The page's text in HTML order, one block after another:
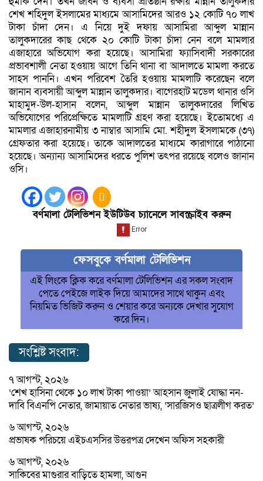
শেখ শহিদুল ইসলামের মাধ্যমে আসামিদের আরও ১২ কোটি ৭০ লাখ
টাকা চাঁদা দেন। এ নিয়ে দুই দফায় আসামিরা আব্দুল মান্নান
তালুকদারের কাছ থেকে ২০ কোটি টাকা চাঁদা নেন বলে মামলার
এজাহারে অভিযোগ করা হয়েছে। আসামিরা ফ্যাসিবাদী সরকারের
প্রভাবশালী নেতা হওয়ায় আগে তিনি থানা বা আদালতে মামলা করতে
সাহস পাননি। এখন পরিবেশ তৈরি হওয়ায় মামলাটি করেছেন বলে
জানান ব্যবসায়ী আব্দুল মান্নান তালুকদার। বাগেরহাট মডেল থানার ওসি
মাহামুদ-উল-হাসান বলেন, আব্দুল মান্নান তালুকদারের লিখিত
অভিযোগের পরিপ্রেক্ষিতে মামলাটি গ্রহণ করা হয়েছে। ইতোমধ্যে এ
মামলার এজাহারনামীয় ৩ নাম্বার আসামি মো. শহীদুল ইসলামকে (৩৭)
গ্রেফতার করা হয়েছে। তাকে আদালতের মাধ্যমে কারাগারে পাঠানো
হয়েছে। অন্যান্য আসামিদের ধরতে পুলিশ তৎপর রয়েছে বলেও জানান
ওসি।
বর্ণমালা টেলিভিশন ইউটিউব চ্যানেলে সাবস্ক্রাইব করুন
ফেসবুকে বর্ণমালা টেলিভিশন
এই লিংকে ক্লিক করে বর্ণমালা টেলিভিশন এর সকল সংবাদ
পেতে পেইজে লাইক দিয়ে আমাদের সাথে থাকুন এবং
নিয়মিত ভিজিট করুন ও শেয়ার করে অন্যকে দেখার সুযোগ
করে দিন।
সংশ্লিষ্ট সংবাদ:
৭ আগস্ট, ২০২৬
‘শেখ হাসিনা থেকে ১০ লাখ টাকা পাওয়া’ আহসান জুলাই যোদ্ধা নন-
দাবি বিএনপি নেতার, জামায়াত নেতার ভাষ্য, ‘সারজিসও ছাত্রলীগ করত’
৬ আগস্ট, ২০২৬
প্রভাষক পরিচয়ে এইচএসসির উত্তরপত্র দেখেন অফিস সহকারী
৬ আগস্ট, ২০২৬
সাকিবের মাগুরার বাড়িতে হামলা, আগুন